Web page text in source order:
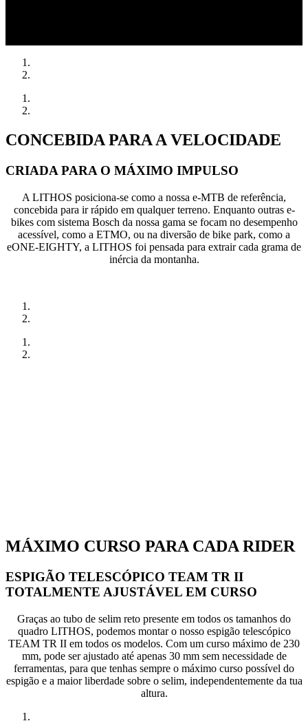
CONCEBIDA PARA A VELOCIDADE
CRIADA PARA O MÁXIMO IMPULSO
A LITHOS posiciona-se como a nossa e-MTB de referência,
concebida para ir rápido em qualquer terreno. Enquanto outras e-
bikes com sistema Bosch da nossa gama se focam no desempenho
acessível, como a ETMO, ou na diversão de bike park, como a
eONE-EIGHTY, a LITHOS foi pensada para extrair cada grama de
inércia da montanha.
MÁXIMO CURSO PARA CADA RIDER
ESPIGÃO TELESCÓPICO TEAM TR II
TOTALMENTE AJUSTÁVEL EM CURSO
Graças ao tubo de selim reto presente em todos os tamanhos do
quadro LITHOS, podemos montar o nosso espigão telescópico
TEAM TR II em todos os modelos. Com um curso máximo de 230
mm, pode ser ajustado até apenas 30 mm sem necessidade de
ferramentas, para que tenhas sempre o máximo curso possível do
espigão e a maior liberdade sobre o selim, independentemente da tua
altura.